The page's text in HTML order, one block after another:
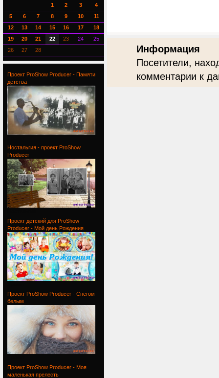
Информация
Посетители,
комментарии к
1
2 3
4
5
6 7 8 9 10
11
12
13 14 15 16 17
18
19
20 21 22 23 24
25
26
27 28
Проект ProShow Producer - Памяти
детства
Ностальгия - проект ProShow
Producer
Проект детский для ProShow
Producer - Мой день Рождения
Проект ProShow Producer - Снегом
белым
Проект ProShow Producer - Моя
маленькая прелесть